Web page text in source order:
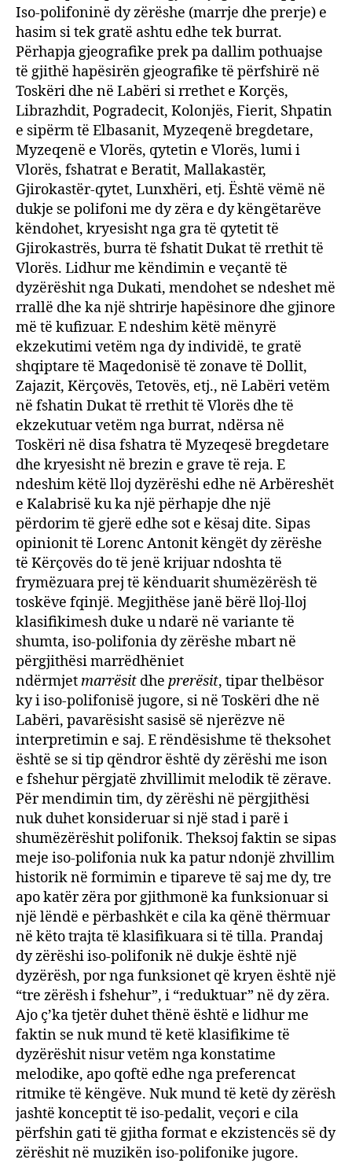
Iso-polifoninë dy zërëshe (marrje dhe prerje) e
hasim si tek gratë ashtu edhe tek burrat.
Përhapja gjeografike prek pa dallim pothuajse
të gjithë hapësirën gjeografike të përfshirë në
Toskëri dhe në Labëri si rrethet e Korçës,
Librazhdit, Pogradecit, Kolonjës, Fierit, Shpatin
e sipërm të Elbasanit, Myzeqenë bregdetare,
Myzeqenë e Vlorës, qytetin e Vlorës, lumi i
Vlorës, fshatrat e Beratit, Mallakastër,
Gjirokastër-qytet, Lunxhëri, etj. Është vëmë në
dukje se polifoni me dy zëra e dy këngëtarëve
këndohet, kryesisht nga gra të qytetit të
Gjirokastrës, burra të fshatit Dukat të rrethit të
Vlorës. Lidhur me këndimin e veçantë të
dyzërëshit nga Dukati, mendohet se ndeshet më
rrallë dhe ka një shtrirje hapësinore dhe gjinore
më të kufizuar. E ndeshim këtë mënyrë
ekzekutimi vetëm nga dy individë, te gratë
shqiptare të Maqedonisë të zonave të Dollit,
Zajazit, Kërçovës, Tetovës, etj., në Labëri vetëm
në fshatin Dukat të rrethit të Vlorës dhe të
ekzekutuar vetëm nga burrat, ndërsa në
Toskëri në disa fshatra të Myzeqesë bregdetare
dhe kryesisht në brezin e grave të reja. E
ndeshim këtë lloj dyzërëshi edhe në Arbëreshët
e Kalabrisë ku ka një përhapje dhe një
përdorim të gjerë edhe sot e kësaj dite. Sipas
opinionit të Lorenc Antonit këngët dy zërëshe
të Kërçovës do të jenë krijuar ndoshta të
frymëzuara prej të kënduarit shumëzërësh të
toskëve fqinjë. Megjithëse janë bërë lloj-lloj
klasifikimesh duke u ndarë në variante të
shumta, iso-polifonia dy zërëshe mbart në
përgjithësi marrëdhëniet
ndërmjetmarrësit dhe prerësit, tipar thelbësor
ky i iso-polifonisë jugore, si në Toskëri dhe në
Labëri, pavarësisht sasisë së njerëzve në
interpretimin e saj. E rëndësishme të theksohet
është se si tip qëndror është dy zërëshi me ison
e fshehur përgjatë zhvillimit melodik të zërave.
Për mendimin tim, dy zërëshi në përgjithësi
nuk duhet konsideruar si një stad i parë i
shumëzërëshit polifonik. Theksoj faktin se sipas
meje iso-polifonia nuk ka patur ndonjë zhvillim
historik në formimin e tipareve të saj me dy, tre
apo katër zëra por gjithmonë ka funksionuar si
një lëndë e përbashkët e cila ka qënë thërmuar
në këto trajta të klasifikuara si të tilla. Prandaj
dy zërëshi iso-polifonik në dukje është një
dyzërësh, por nga funksionet që kryen është një
“tre zërësh i fshehur”, i “reduktuar” në dy zëra.
Ajo ç’ka tjetër duhet thënë është e lidhur me
faktin se nuk mund të ketë klasifikime të
dyzërëshit nisur vetëm nga konstatime
melodike, apo qoftë edhe nga preferencat
ritmike të këngëve. Nuk mund të ketë dy zërësh
jashtë konceptit të iso-pedalit, veçori e cila
përfshin gati të gjitha format e ekzistencës së dy
zërëshit në muzikën iso-polifonike jugore.